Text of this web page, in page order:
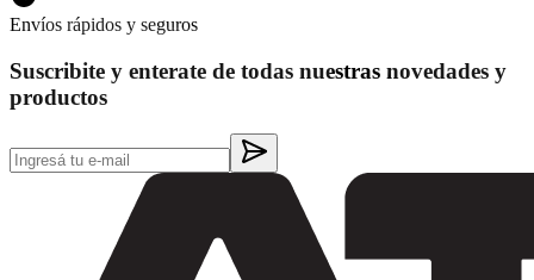
Envíos rápidos y seguros
Suscribite y enterate de todas nuestras novedades y
productos